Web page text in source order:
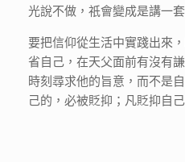
光說不做，祇會變成是講一
要把信仰從生活中實踐出來
省自己，在天父面前有沒有
時刻尋求他的旨意，而不是
己的，必被貶抑；凡貶抑自